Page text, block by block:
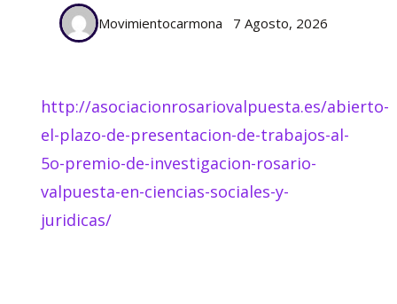
Movimientocarmona 7 Agosto, 2026
http://asociacionrosariovalpuesta.es/abierto-
el-plazo-de-presentacion-de-trabajos-al-
5o-premio-de-investigacion-rosario-
valpuesta-en-ciencias-sociales-y-
juridicas/